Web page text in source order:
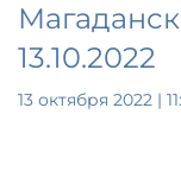
13.10.2022
13 октября 2022 |